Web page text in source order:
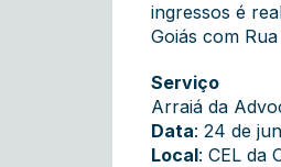
ingressos é
Goiás com
Serviço
Arraiá da
Data: 24 de
Local: CEL da